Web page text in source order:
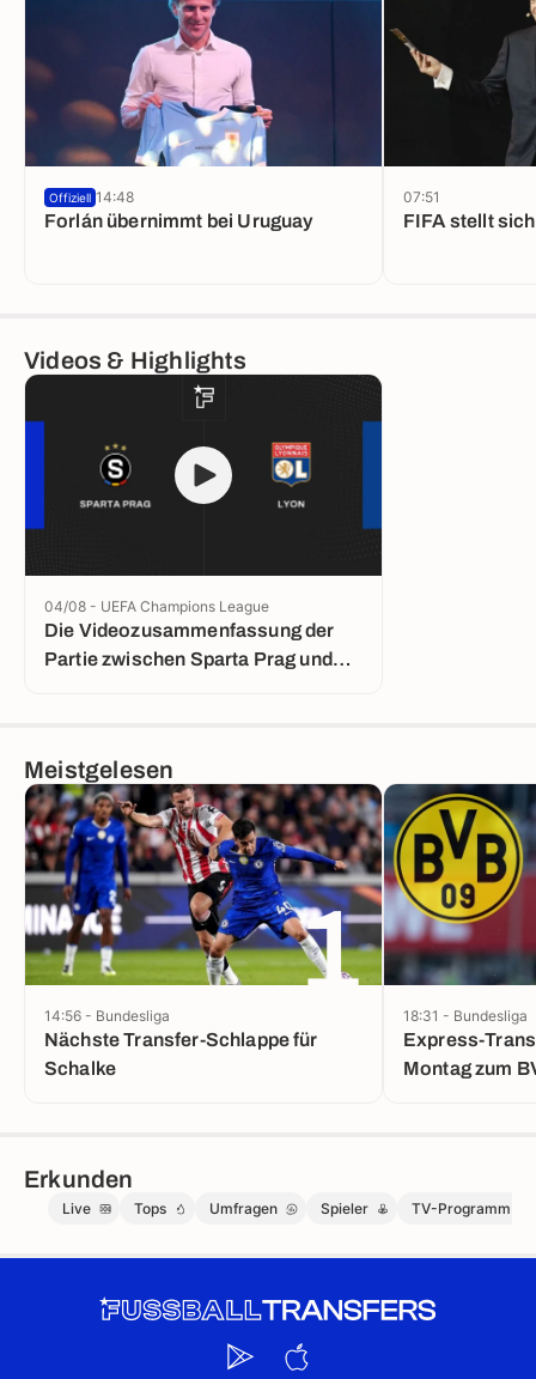
Forlán übernimmt bei Uruguay
Offiziell 14:48
FIFA stellt
07:51
Videos & Highlights
Die Videozusammenfassung der
Partie zwischen Sparta Prag und
04/08 - UEFA Champions League
Meistgelesen
1
Nächste Transfer-Schlappe für
Schalke
14:56 - Bundesliga
Express-
Montag zum
18:31 - Bundesliga
Erkunden
Live Tops Umfragen Spieler TV-Programm